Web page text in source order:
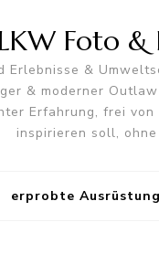
Foto
Erlebnisse &
& moderner
Erfahrung, frei
inspirieren soll,
erprobte Ausrüstung